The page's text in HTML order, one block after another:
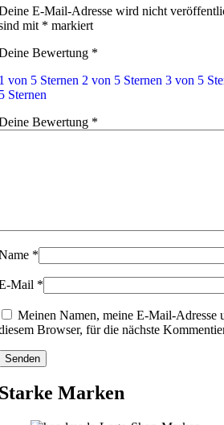
E-Mail-Adresse wird nicht
mit * markiert
Bewertung *
von 5 Sternen 2 von 5 Sternen 3 von 5
Sternen
Bewertung *
*
Mail *
Meinen Namen, meine E-Mail-Adresse
Browser, für die nächste
Marken